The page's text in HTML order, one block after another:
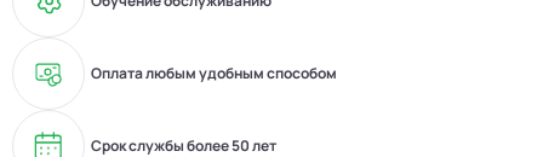
Оплата любым удобным способом
Срок службы более 50 лет